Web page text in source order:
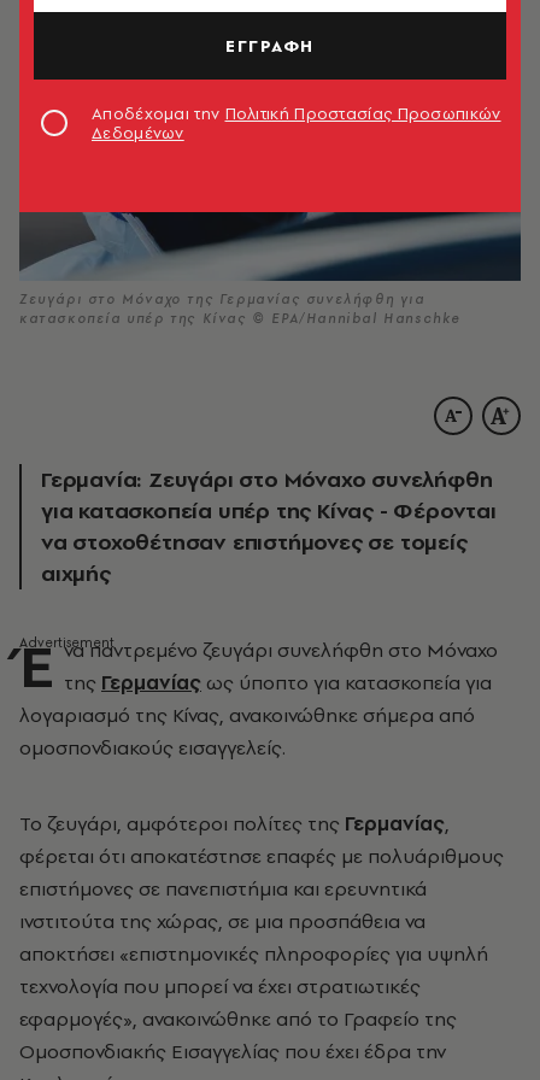
Ζευγάρι στο Μόναχο της Γερμανίας συνελήφθη για
κατασκοπεία υπέρ της Κίνας © EPA/Hannibal Hanschke
Γερμανία: Ζευγάρι στο Μόναχο συνελήφθη
για κατασκοπεία υπέρ της Κίνας - Φέρονται
να στοχοθέτησαν επιστήμονες σε τομείς
αιχμής
Έ να παντρεμένο ζευγάρι συνελήφθη στο Μόναχο
της Γερμανίας ως ύποπτο για κατασκοπεία για
λογαριασμό της Κίνας, ανακοινώθηκε σήμερα από
ομοσπονδιακούς εισαγγελείς.
Το ζευγάρι, αμφότεροι πολίτες της Γερμανίας,
φέρεται ότι αποκατέστησε επαφές με πολυάριθμους
επιστήμονες σε πανεπιστήμια και ερευνητικά
ινστιτούτα της χώρας, σε μια προσπάθεια να
αποκτήσει «επιστημονικές πληροφορίες για υψηλή
τεχνολογία που μπορεί να έχει στρατιωτικές
εφαρμογές», ανακοινώθηκε από το Γραφείο της
Ομοσπονδιακής Εισαγγελίας που έχει έδρα την
ΕΓΓΡΑΦΗ
Αποδέχομαι την Πολιτική Προστασίας Προσωπικών
Δεδομένων